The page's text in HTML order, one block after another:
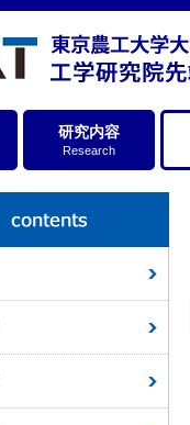
研究内容
Research